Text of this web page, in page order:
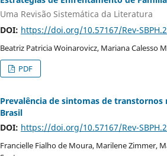
Uma Revisão Sistemática da Literatura
DOI: https://doi.org/10.57167/Rev-
Beatriz Patricia Woinarovicz, Mariana Calesso
PDF
Prevalência de sintomas de
Brasil
DOI: https://doi.org/10.57167/Rev-
Francielle Fialho de Moura, Marilene Zimmer,